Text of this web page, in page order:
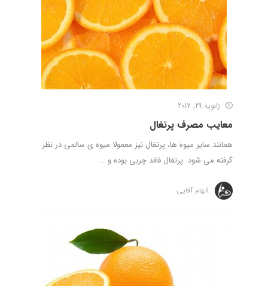
ژانویه 29, 2017
معایب مصرف پرتغال
همانند سایر میوه ها، پرتغال نیز معمولا میوه ی سالمی در نظر
گرفته می شود. پرتغال فاقد چربی بوده و ...
الهام آقایی